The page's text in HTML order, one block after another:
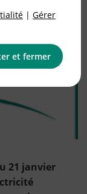
21 janvier
| Gérer
et fermer